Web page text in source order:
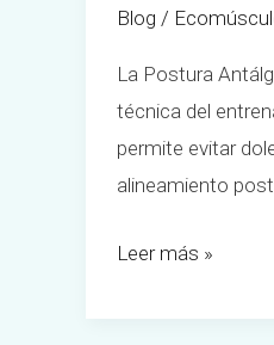
Blog /
La Postura
técnica del
permite evitar
alineamiento
Leer más »